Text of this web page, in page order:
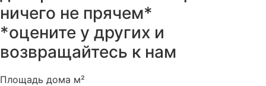
ничего не прячем*
*оцените у других и
возвращайтесь к нам
Площадь дома м²